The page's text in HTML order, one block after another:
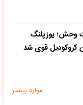
وحش؛ یوزپلنگ
کروکودیل قوی شد
موارد بیشتر